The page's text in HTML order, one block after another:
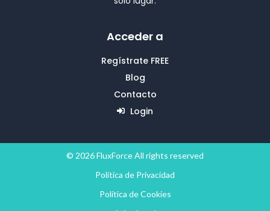
Acceder a
Regístrate FREE
Blog
Contacto
Login
© 2026 FluxForce All rights reserved
Política de Privacidad
Política de Cookies